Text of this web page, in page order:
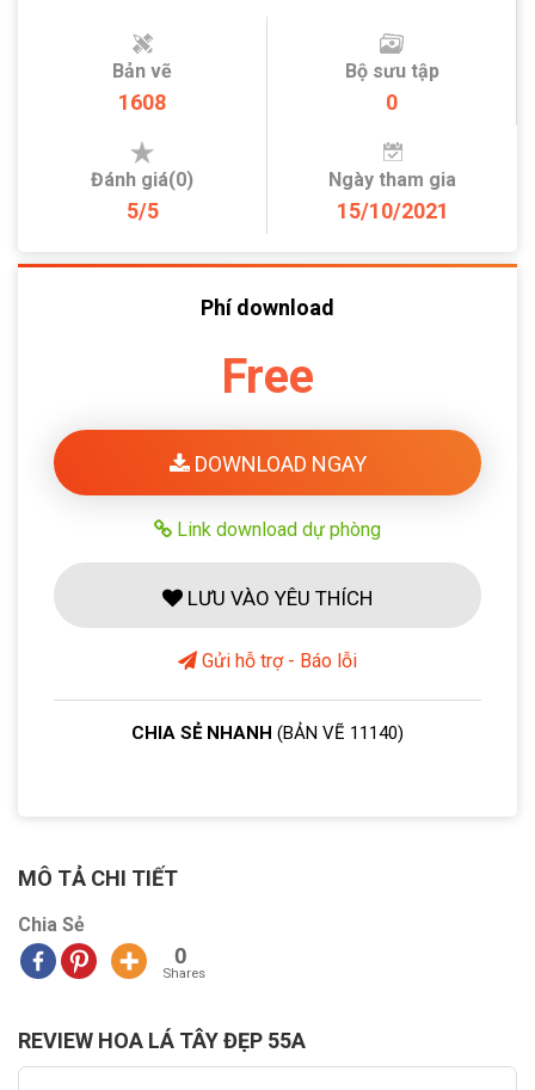
Bản vẽ
1608
Bộ sưu tập
0
Đánh giá(0)
5/5
Ngày tham gia
15/10/2021
Phí download
Free
DOWNLOAD NGAY
Link download dự phòng
LƯU VÀO YÊU THÍCH
Gửi hỗ trợ - Báo lỗi
CHIA SẺ NHANH (BẢN VẼ 11140)
MÔ TẢ CHI TIẾT
Chia Sẻ
0
Shares
REVIEW HOA LÁ TÂY ĐẸP 55A